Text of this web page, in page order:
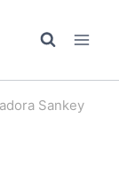
Sankey